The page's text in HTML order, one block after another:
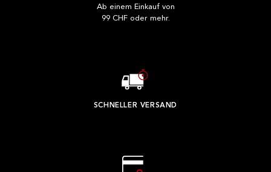
Ab einem Einkauf von
99 CHF oder mehr.
SCHNELLER VERSAND